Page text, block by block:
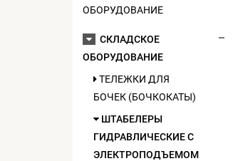
ОБОРУДОВАНИЕ
СКЛАДСКОЕ
ОБОРУДОВАНИЕ
ТЕЛЕЖКИ ДЛЯ
БОЧЕК (БОЧКОКАТЫ)
ШТАБЕЛЕРЫ
ГИДРАВЛИЧЕСКИЕ C
ЭЛЕКТРОПОДЪЕМОМ